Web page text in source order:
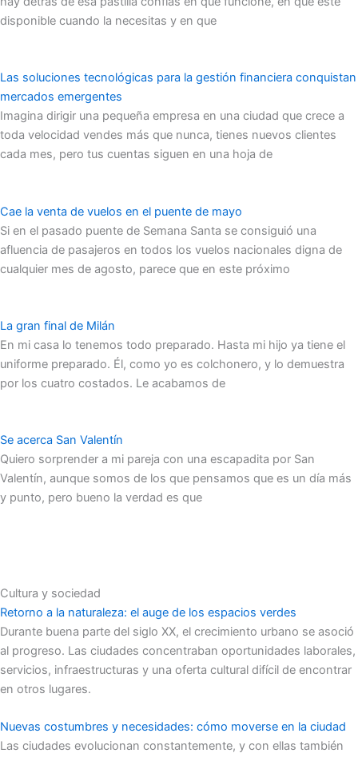
disponible cuando la necesitas y en que
Las soluciones tecnológicas para la gestión financiera conquistan
mercados emergentes
Imagina dirigir una pequeña empresa en una ciudad que crece a
toda velocidad vendes más que nunca, tienes nuevos clientes
cada mes, pero tus cuentas siguen en una hoja de
Cae la venta de vuelos en el puente de mayo
Si en el pasado puente de Semana Santa se consiguió una
afluencia de pasajeros en todos los vuelos nacionales digna de
cualquier mes de agosto, parece que en este próximo
La gran final de Milán
En mi casa lo tenemos todo preparado. Hasta mi hijo ya tiene el
uniforme preparado. Él, como yo es colchonero, y lo demuestra
por los cuatro costados. Le acabamos de
Se acerca San Valentín
Quiero sorprender a mi pareja con una escapadita por San
Valentín, aunque somos de los que pensamos que es un día más
y punto, pero bueno la verdad es que
Cultura y sociedad
Retorno a la naturaleza: el auge de los espacios verdes
Durante buena parte del siglo XX, el crecimiento urbano se asoció
al progreso. Las ciudades concentraban oportunidades laborales,
servicios, infraestructuras y una oferta cultural difícil de encontrar
en otros lugares.
Nuevas costumbres y necesidades: cómo moverse en la ciudad
Las ciudades evolucionan constantemente, y con ellas también